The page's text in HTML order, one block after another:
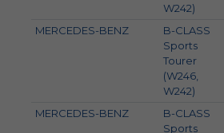
W242)
MERCEDES-BENZ
B-CLASS
Sports
Tourer
(W246,
W242)
MERCEDES-BENZ
B-CLASS
Sports